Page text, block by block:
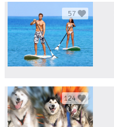
57
124